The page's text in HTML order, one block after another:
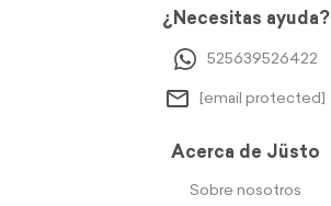
¿Necesitas ayuda?
525639526422
[email protected]
Acerca de Jüsto
Sobre nosotros